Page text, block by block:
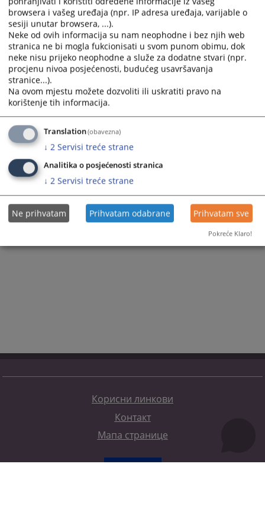
Вијест доступна још на: Bosanski jezik
Пратећи документи
Записник
8
Корисни линкови
Контакт
Мапа странице
browsera i vašeg uređaja (npr. IP adresa uređaja, varijable o
sesiji unutar browsera, ...).
Neke od ovih informacija su nam neophodne i bez njih web
stranica ne bi mogla fukcionisati u svom punom obimu, dok
neke nisu prijeko neophodne a služe za dodatne stvari (npr.
procjenu nivoa posjećenosti, budućeg usavršavanja
stranice...).
Na ovom mjestu možete dozvoliti ili uskratiti pravo na
korištenje tih informacija.
Translation(obavezna)
↓ 2 Servisi treće strane
Analitika o posjećenosti stranica
↓ 2 Servisi treće strane
Ne prihvatam Prihvatam odabrane Prihvatam sve
Pokreće Klaro!